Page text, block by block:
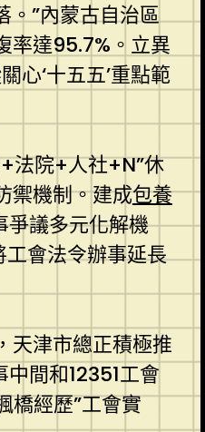
。”內蒙古自治區
率達95.7%。立異
心‘十五五’重點範
法院+人社+N”休
禦機制。建成包養
爭議多元化解機
會法令辦事延長
天津市總正積極推
間和12351工會
橋經歷”工會實